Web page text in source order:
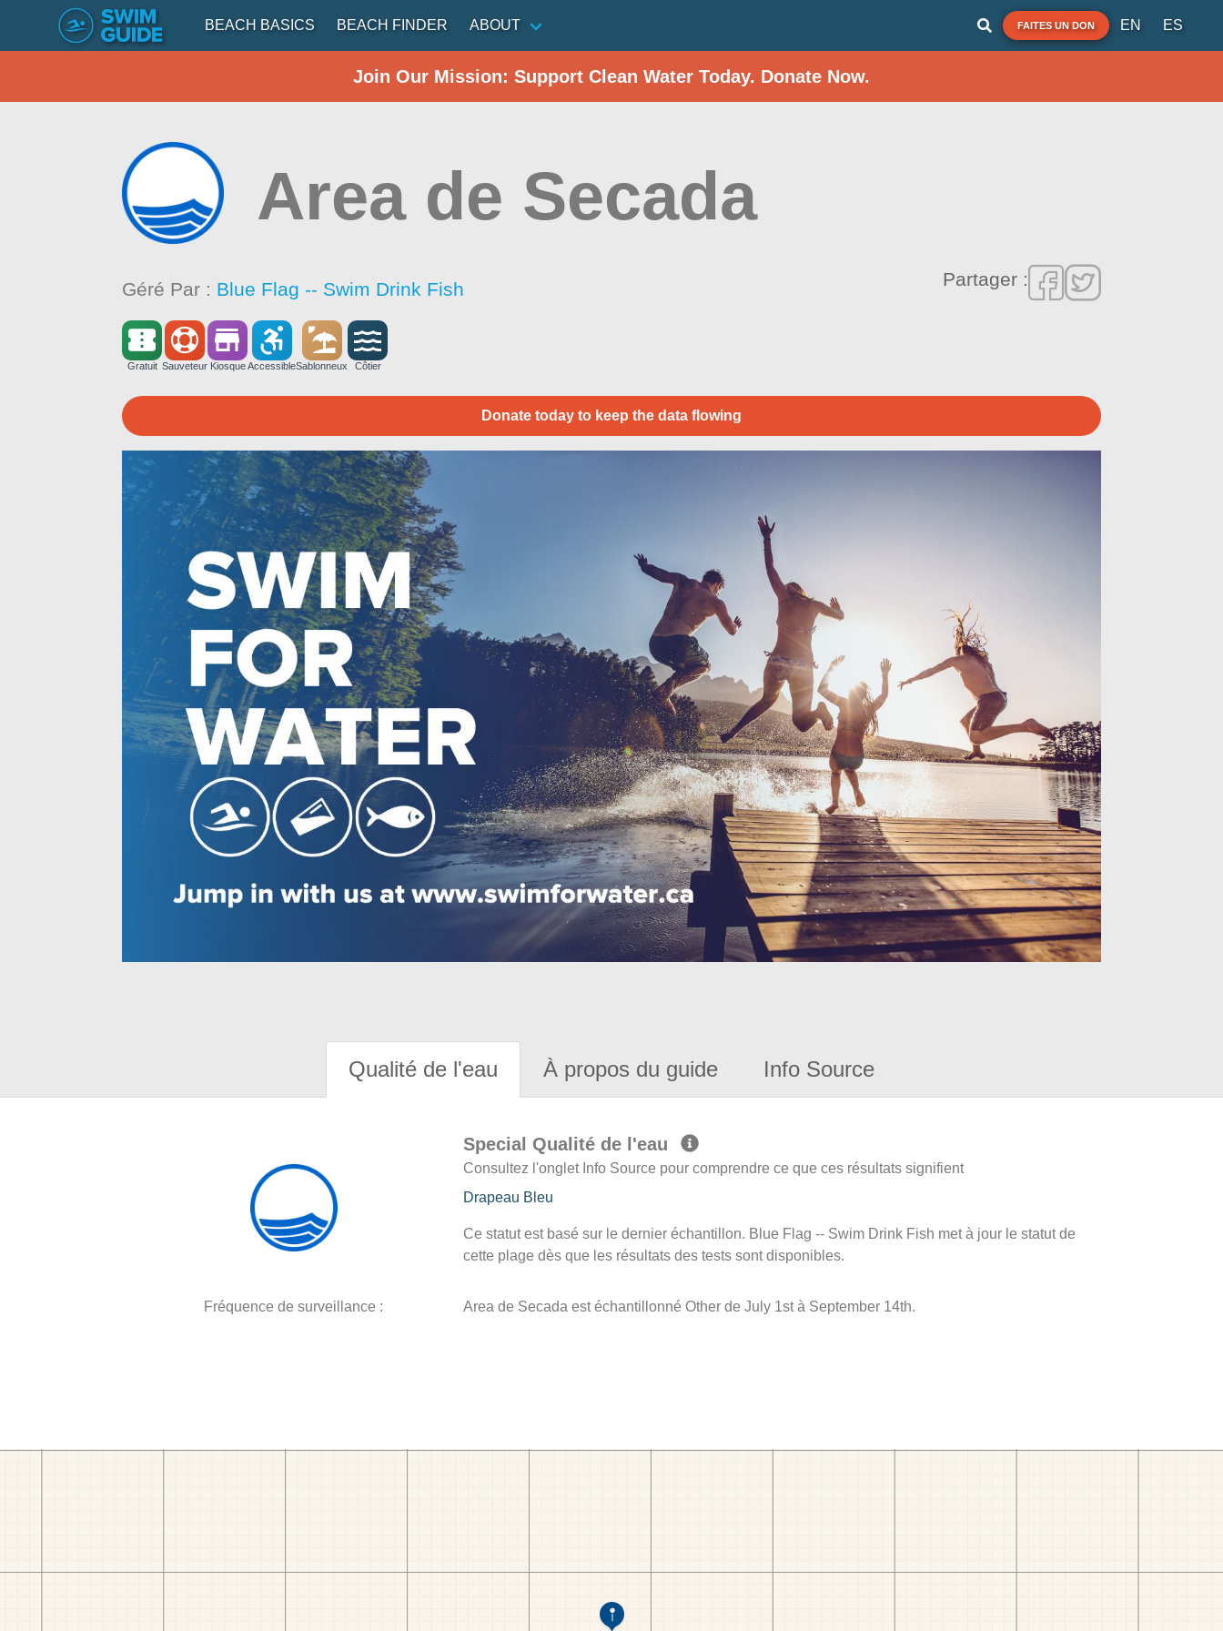
BEACH BASICS BEACH FINDER ABOUT FAITES UN DON EN ES
Join Our Mission: Support Clean Water Today. Donate Now.
Area de Secada
Géré Par : Blue Flag -- Swim Drink Fish Partager :
Gratuit Sauveteur Kiosque AccessibleSablonneux Côtier
Donate today to keep the data flowing
Qualité de l'eau À propos du guide Info Source
Special Qualité de l'eau
Consultez l'onglet Info Source pour comprendre ce que ces résultats signifient
Drapeau Bleu
Ce statut est basé sur le dernier échantillon. Blue Flag -- Swim Drink Fish met à jour le statut de
cette plage dès que les résultats des tests sont disponibles.
Fréquence de surveillance : Area de Secada est échantillonné Other de July 1st à September 14th.